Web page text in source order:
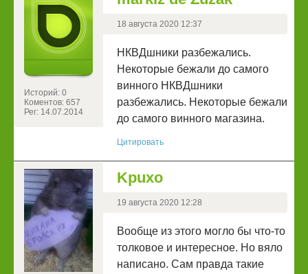
Историй: 0
Коментов: 657
Рег: 14.07.2014
18 августа 2020 12:37
НКВДшники разбежались.
Некоторые бежали до самого
винного НКВДшники
разбежались. Некоторые бежали
до самого винного магазина.
Цитировать
Kpuxo
19 августа 2020 12:28
Вообще из этого могло бы что-то
толковое и интересное. Но вяло
написано. Сам правда такие